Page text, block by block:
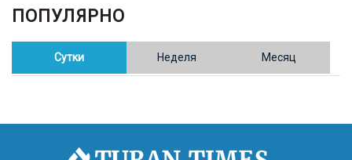
ОБЩЕСТВО
Полицейские пресекли незаконное выращивание
конопли в Таразе
Казахстан возглавил Договор о зоне, свободной от
ПОПУЛЯРНО
Сутки Неделя Месяц